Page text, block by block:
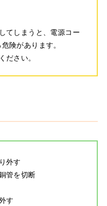
てしまうと、電源コー
険があります。
ださい。
外す
管を切断
す